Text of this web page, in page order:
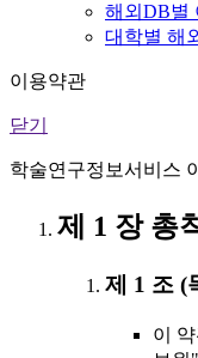
해외DB별
대학별 해
이용약관
닫기
학술연구정보서비스
제 1 장 총
제 1 조 (
이